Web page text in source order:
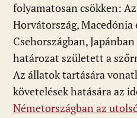
folyamatosan csökken:
Horvátország,
Csehországban,
határozat született a
Az állatok tartására
követelések hatására az
Németországban az